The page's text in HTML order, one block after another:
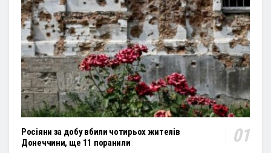
Росіяни за добу вбили чотирьох жителів
Донеччини, ще 11 поранили